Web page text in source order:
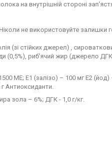
на внутрішній стороні
не використовуйте залишки
стійких джерел) ,
(0,5%), риб'ячий жир (джерело
MЕ; Е1 (залізо) – 100 мг Е2
Антиоксиданти.
зола – 6%; ДГК - 1,0 г/кг.